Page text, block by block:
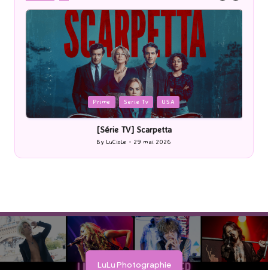
Posted
in
Prime Serie Tv USA
[Série TV] Scarpetta
Posted
by
By LuCioLe 29 mai 2026
LuLu Photographie